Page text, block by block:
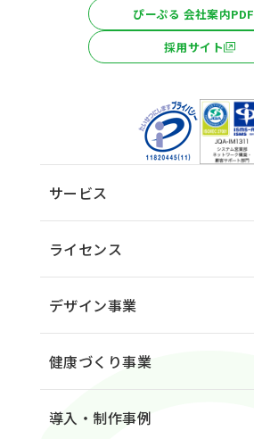
ぴーぷる 会社案内PDF
採用サイト
サービス
ライセンス
デザイン事業
健康づくり事業
導入・制作事例